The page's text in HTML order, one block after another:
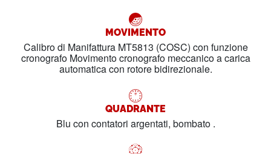
MOVIMENTO
Calibro di Manifattura MT5813 (COSC) con funzione
cronografo Movimento cronografo meccanico a carica
automatica con rotore bidirezionale.
QUADRANTE
Blu con contatori argentati, bombato .